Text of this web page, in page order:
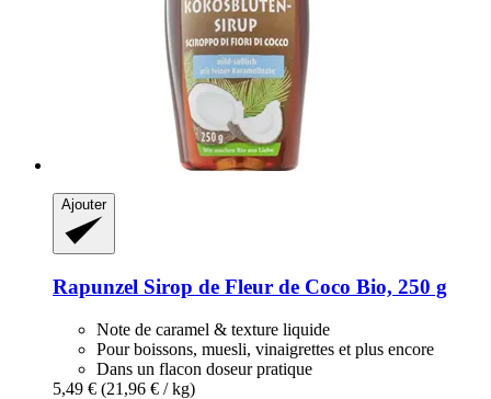
Ajouter
Rapunzel Sirop de Fleur de Coco Bio, 250 g
Note de caramel & texture liquide
Pour boissons, muesli, vinaigrettes et plus encore
Dans un flacon doseur pratique
5,49 € (21,96 € / kg)